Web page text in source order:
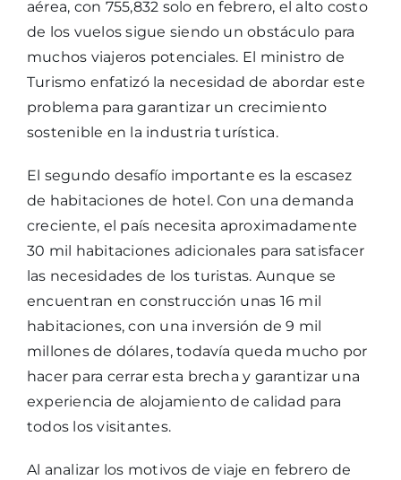
aérea, con 755,832 solo en febrero, el alto costo
de los vuelos sigue siendo un obstáculo para
muchos viajeros potenciales. El ministro de
Turismo enfatizó la necesidad de abordar este
problema para garantizar un crecimiento
sostenible en la industria turística.
El segundo desafío importante es la escasez
de habitaciones de hotel. Con una demanda
creciente, el país necesita aproximadamente
30 mil habitaciones adicionales para satisfacer
las necesidades de los turistas. Aunque se
encuentran en construcción unas 16 mil
habitaciones, con una inversión de 9 mil
millones de dólares, todavía queda mucho por
hacer para cerrar esta brecha y garantizar una
experiencia de alojamiento de calidad para
todos los visitantes.
Al analizar los motivos de viaje en febrero de